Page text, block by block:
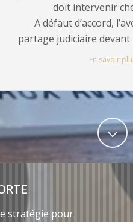
doit intervenir
A défaut d’accord,
partage judiciaire
En savoir
stratégie pour